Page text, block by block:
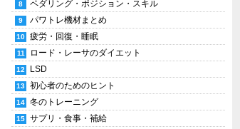
ペダリング・ポジション・スキル
パワトレ機材まとめ
疲労・回復・睡眠
ロード・レーサのダイエット
LSD
初心者のためのヒント
冬のトレーニング
サプリ・食事・補給